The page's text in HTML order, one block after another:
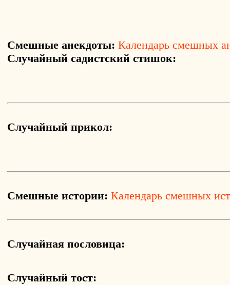
Смешные анекдоты: Календарь смешных
Случайный садистский стишок:
Случайный прикол:
Смешные истории: Календарь смешных
Случайная пословица:
Случайный тост: